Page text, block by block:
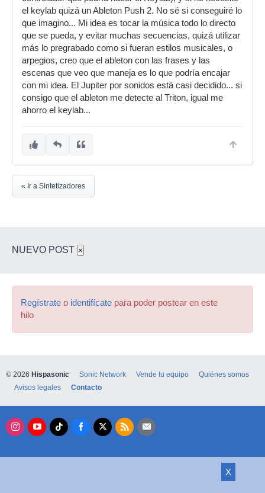
el keylab quizá un Ableton Push 2. No sé si conseguiré lo
que imagino... Mi idea es tocar la música todo lo directo
que se pueda, y evitar muchas secuencias, quizá utilizar
más lo pregrabado como si fueran estilos musicales, o
arpegios, creo que el ableton con las frases y las
escenas que veo que maneja es lo que podría encajar
con mi idea. El Jupiter por sonidos está casi decidido... si
consigo que el ableton me detecte al Triton, igual me
ahorro el keylab...
« Ir a Sintetizadores
NUEVO POST ×
Regístrate o identifícate para poder postear en este
hilo
X
© 2026 Hispasonic Sonic Network Vende tu equipo
Quiénes somos
Avisos legales
Contacto